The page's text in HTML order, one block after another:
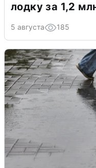
лодку за 1,2
5 августа 185